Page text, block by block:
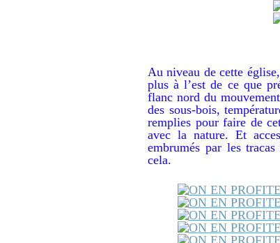
Au niveau de cette
plus à l’est de ce que
flanc nord du
des sous-bois,
remplies pour faire de
avec la nature. Et
embrumés par les
cela.